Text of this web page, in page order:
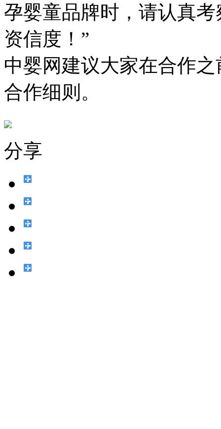
孕婴童品牌时，请认真
资信度！”
中婴网建议大家在合作
合作细则。
分享